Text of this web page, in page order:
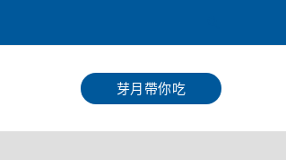
尋
芽月帶你吃